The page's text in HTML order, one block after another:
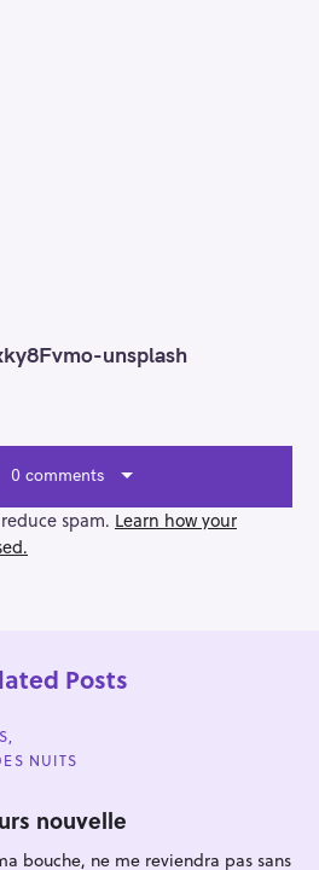
unsplash
0 comments
spam. Learn how your
Posts
NUITS
nouvelle
bouche, ne me reviendra pas sans